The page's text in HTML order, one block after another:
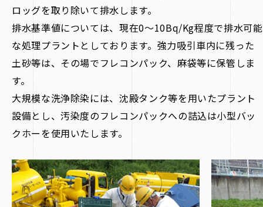
ロッグを取り除いて排水します。
排水基準値については、現在0～10Bq/Kg程度で排水可能
な処理プラントとしております。強力吸引車内に残った
土砂等は、その場でフレコンパック、麻袋等に保管しま
す。
大規模な洗浄除染には、沈殿タンク等を用いたプラント
設備とし、汚染度のフレコンパックへの詰込は小型バッ
クホーを使用いたします。